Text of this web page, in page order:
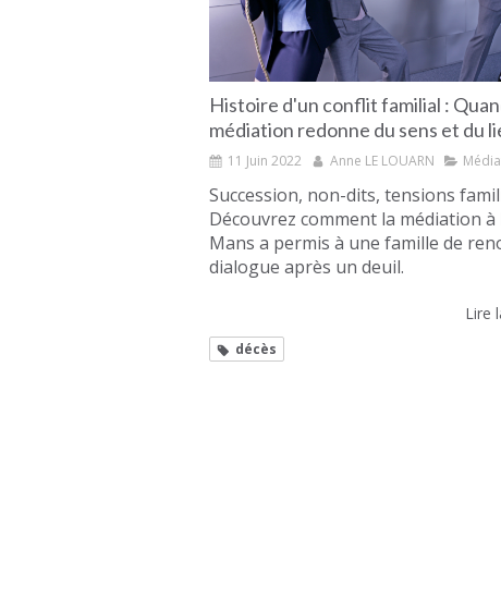
Histoire d'un conflit familial :
médiation redonne du sens et du
11 Juin 2022 Anne LE LOUARN
Succession, non-dits, tensions
Découvrez comment la médiation à
Mans a permis à une famille de
dialogue après un deuil.
Lire
décès